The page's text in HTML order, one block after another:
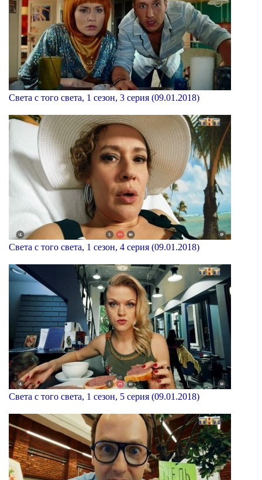
Света с того света, 1 сезон, 3 серия (09.01.2018)
Света с того света, 1 сезон, 4 серия (09.01.2018)
Света с того света, 1 сезон, 5 серия (09.01.2018)